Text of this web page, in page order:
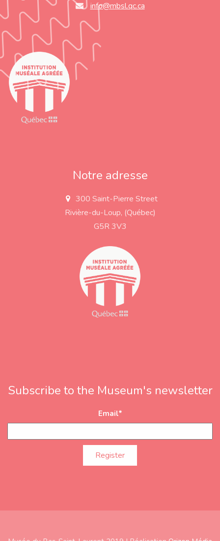
info@mbsl.qc.ca
Notre adresse
a
d
300 Saint-Pierre Street
Rivière-du-Loup, (Québec)
G5R 3V3
Subscribe to the Museum's newsletter
Email*